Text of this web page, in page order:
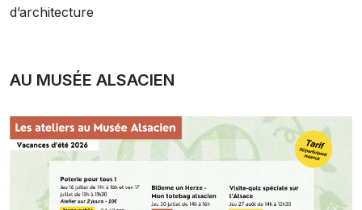
d’architecture
AU MUSÉE ALSACIEN